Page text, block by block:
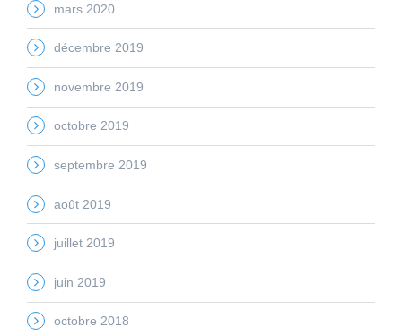
mars 2020
décembre 2019
novembre 2019
octobre 2019
septembre 2019
août 2019
juillet 2019
juin 2019
octobre 2018